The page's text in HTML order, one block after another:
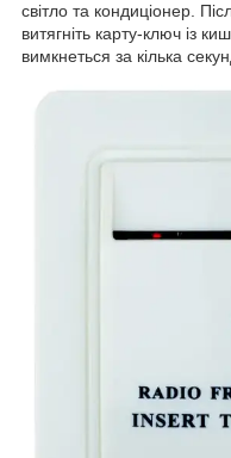
світло та кондиціонер.
витягніть карту-ключ із
вимкнеться за кілька